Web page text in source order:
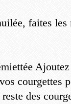
faites
courgettes
des